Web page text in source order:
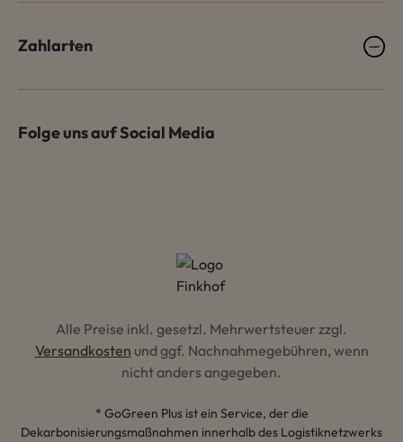
Zahlarten
Folge uns auf Social Media
Alle Preise inkl. gesetzl. Mehrwertsteuer zzgl.
Versandkosten und ggf. Nachnahmegebühren, wenn
nicht anders angegeben.
* GoGreen Plus ist ein Service, der die
Dekarbonisierungsmaßnahmen innerhalb des Logistiknetzwerks